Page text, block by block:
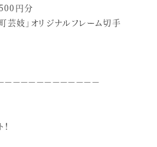
円分
妓」オリジナルフレーム切手
－－－－－－－－－－－－